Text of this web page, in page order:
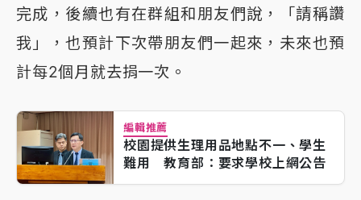
完成，後續也有在群組和朋友們說，「請稱讚
我」，也預計下次帶朋友們一起來，未來也預
計每2個月就去捐一次。
編輯推薦
校園提供生理用品地點不一、學生
難用 教育部：要求學校上網公告